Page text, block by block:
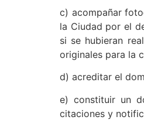
c) acompañar
la Ciudad por el
si se hubieran
originales para la
d) acreditar el
e) constituir un
citaciones y